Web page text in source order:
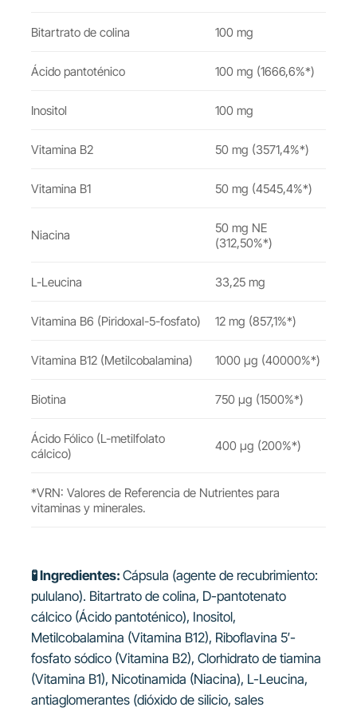
Bitartrato de colina 100 mg
Ácido pantoténico 100 mg (1666,6%*)
Inositol 100 mg
Vitamina B2 50 mg (3571,4%*)
Vitamina B1 50 mg (4545,4%*)
Niacina
50 mg NE
(312,50%*)
L-Leucina 33,25 mg
Vitamina B6 (Piridoxal-5-fosfato) 12 mg (857,1%*)
Vitamina B12 (Metilcobalamina) 1000 µg (40000%*)
Biotina 750 µg (1500%*)
Ácido Fólico (L-metilfolato
cálcico)
400 µg (200%*)
*VRN: Valores de Referencia de Nutrientes para
vitaminas y minerales.
🧪Ingredientes: Cápsula (agente de recubrimiento:
pululano). Bitartrato de colina, D-pantotenato
cálcico (Ácido pantoténico), Inositol,
Metilcobalamina (Vitamina B12), Riboflavina 5′-
fosfato sódico (Vitamina B2), Clorhidrato de tiamina
(Vitamina B1), Nicotinamida (Niacina), L-Leucina,
antiaglomerantes (dióxido de silicio, sales